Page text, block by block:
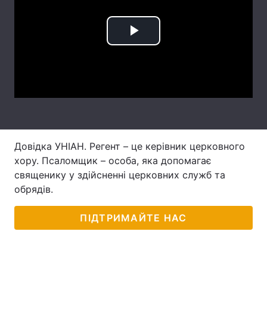
Регіони
Відео з Youtube Статті
Архів Вакансії
Контакти
Послуги
Play
Довідка УНІАН. Регент – це керівник церковного
хору. Псаломщик – особа, яка допомагає
священику у здійсненні церковних служб та
обрядів.
ПІДТРИМАЙТЕ НАС